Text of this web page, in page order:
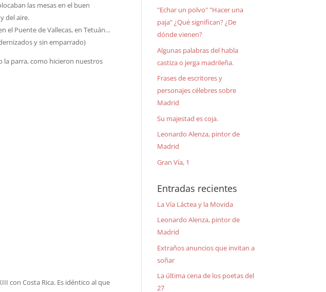
las mesas en el buen
del aire.
el Puente de Vallecas, en Tetuán…
y sin emparrado)
la parra, como hicieron nuestros
con Costa Rica. Es idéntico al que
"Echar un polvo" "Hacer una
paja" ¿Qué significan? ¿De
dónde vienen?
Algunas palabras del habla
castiza o jerga madrileña.
Frases de escritores y
personajes célebres sobre
Madrid
Su majestad es coja.
Leonardo Alenza, pintor de
Madrid
Gran Vía, 1
Entradas recientes
La Vía Láctea y la Movida
Leonardo Alenza, pintor de
Madrid
Extraños anuncios que invitan a
soñar
La última cena de los poetas del
27